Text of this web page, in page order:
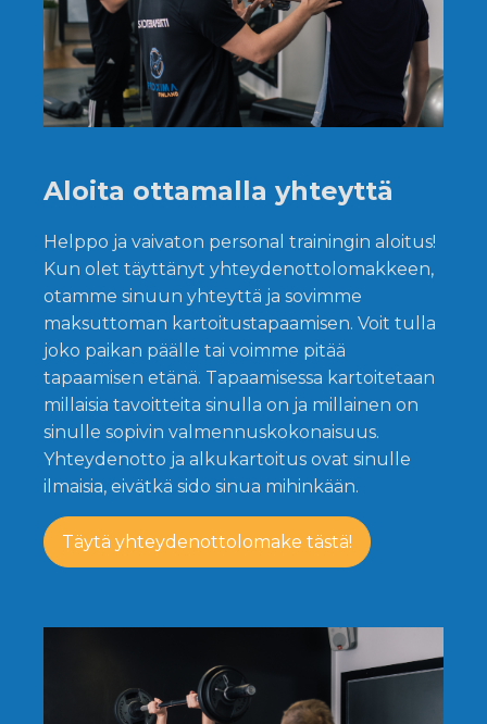
Aloita ottamalla yhteyttä
Helppo ja vaivaton personal trainingin aloitus!
Kun olet täyttänyt yhteydenottolomakkeen,
otamme sinuun yhteyttä ja sovimme
maksuttoman kartoitustapaamisen. Voit tulla
joko paikan päälle tai voimme pitää
tapaamisen etänä. Tapaamisessa kartoitetaan
millaisia tavoitteita sinulla on ja millainen on
sinulle sopivin valmennuskokonaisuus.
Yhteydenotto ja alkukartoitus ovat sinulle
ilmaisia, eivätkä sido sinua mihinkään.
Täytä yhteydenottolomake tästä!